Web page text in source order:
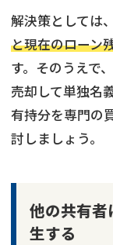
解決策としては、
と現在のローン
す。そのうえで
売却して単独名
有持分を専門の
討しましょう。
他の共有
生する